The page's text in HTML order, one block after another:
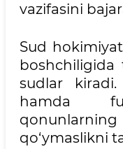
vazifasini
Sud
boshchiligida
sudlar
hamda
qo‘ymaslikni